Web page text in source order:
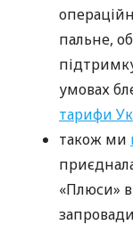
пальне,
умовах
тарифи
також ми
«Плюси»